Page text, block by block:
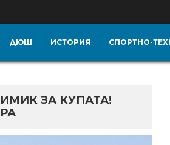
ДЮШ ИСТОРИЯ СПОРТНО-
ЗА КУПАТА!